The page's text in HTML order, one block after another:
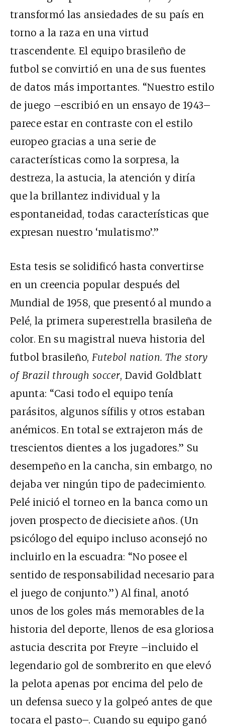
transformó las ansiedades de su país en
torno a la raza en una virtud
trascendente. El equipo brasileño de
futbol se convirtió en una de sus fuentes
de datos más importantes. “Nuestro estilo
de juego –escribió en un ensayo de 1943–
parece estar en contraste con el estilo
europeo gracias a una serie de
características como la sorpresa, la
destreza, la astucia, la atención y diría
que la brillantez individual y la
espontaneidad, todas características que
expresan nuestro ‘mulatismo’.”
Esta tesis se solidificó hasta convertirse
en un creencia popular después del
Mundial de 1958, que presentó al mundo a
Pelé, la primera superestrella brasileña de
color. En su magistral nueva historia del
futbol brasileño,Futebol nation. The story
of Brazil through soccer, David Goldblatt
apunta: “Casi todo el equipo tenía
parásitos, algunos sífilis y otros estaban
anémicos. En total se extrajeron más de
trescientos dientes a los jugadores.” Su
desempeño en la cancha, sin embargo, no
dejaba ver ningún tipo de padecimiento.
Pelé inició el torneo en la banca como un
joven prospecto de diecisiete años. (Un
psicólogo del equipo incluso aconsejó no
incluirlo en la escuadra: “No posee el
sentido de responsabilidad necesario para
el juego de conjunto.”) Al final, anotó
unos de los goles más memorables de la
historia del deporte, llenos de esa gloriosa
astucia descrita por Freyre –incluido el
legendario gol de sombrerito en que elevó
la pelota apenas por encima del pelo de
un defensa sueco y la golpeó antes de que
tocara el pasto–. Cuando su equipo ganó